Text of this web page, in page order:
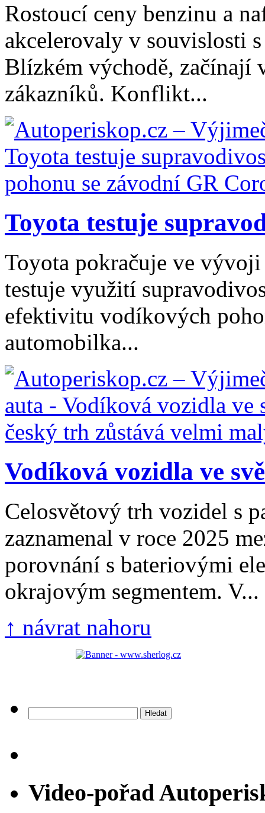
Rostoucí ceny benzinu a
akcelerovaly v souvislosti
Blízkém východě, začínají
zákazníků. Konflikt...
Toyota testuje
Toyota pokračuje ve
testuje využití
efektivitu vodíkových
automobilka...
Vodíková vozidla ve
Celosvětový trh vozidel s
zaznamenal v roce 2025
porovnání s bateriovými
okrajovým segmentem. V...
↑ návrat nahoru
Video-pořad